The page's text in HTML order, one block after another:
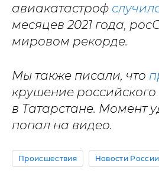
авиакатастроф
месяцев 2021 года,
мировом рекорде.
Мы также писали, что
крушение российского
в Татарстане. Момент
попал на видео.
Происшествия Новости России